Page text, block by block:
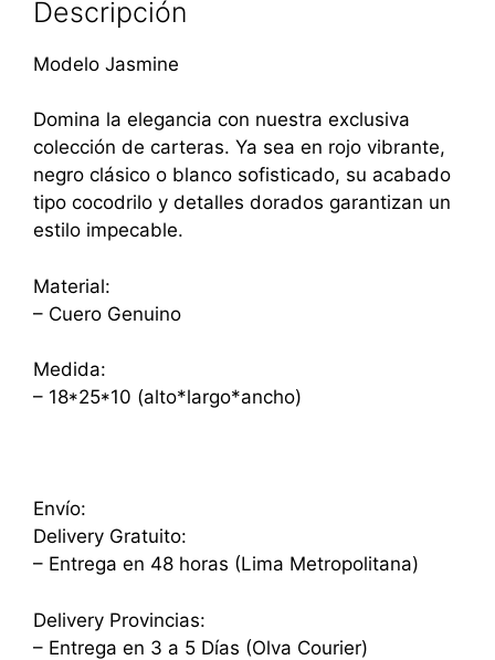
Descripción
Modelo Jasmine
Domina la elegancia con nuestra exclusiva
colección de carteras. Ya sea en rojo vibrante,
negro clásico o blanco sofisticado, su acabado
tipo cocodrilo y detalles dorados garantizan un
estilo impecable.
Material:
– Cuero Genuino
Medida:
– 18*25*10 (alto*largo*ancho)
Envío:
Delivery Gratuito:
– Entrega en 48 horas (Lima Metropolitana)
Delivery Provincias:
– Entrega en 3 a 5 Días (Olva Courier)